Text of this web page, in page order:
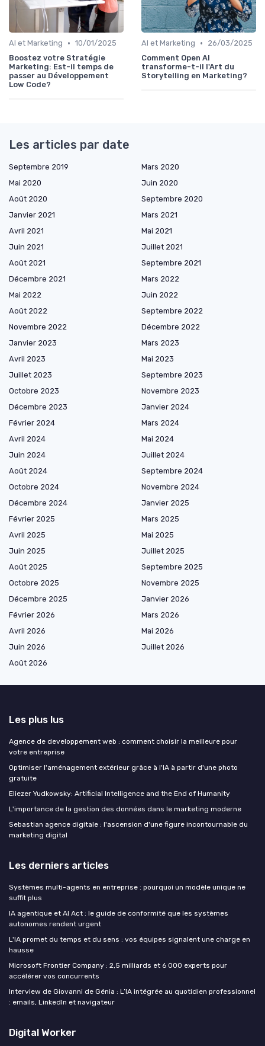
AI et Marketing • 10/01/2025
Boostez votre Stratégie
Marketing: Est-il temps de
passer au Développement
Low Code?
AI et Marketing •
26/03/2025
Comment Open AI
transforme-t-il l'Art du
Storytelling en Marketing?
Les articles par date
Septembre 2019
Mars 2020
Mai 2020
Juin 2020
Août 2020
Septembre 2020
Janvier 2021
Mars 2021
Avril 2021
Mai 2021
Juin 2021
Juillet 2021
Août 2021
Septembre 2021
Décembre 2021
Mars 2022
Mai 2022
Juin 2022
Août 2022
Septembre 2022
Novembre 2022
Décembre 2022
Janvier 2023
Mars 2023
Avril 2023
Mai 2023
Juillet 2023
Septembre 2023
Octobre 2023
Novembre 2023
Décembre 2023
Janvier 2024
Février 2024
Mars 2024
Avril 2024
Mai 2024
Juin 2024
Juillet 2024
Août 2024
Septembre 2024
Octobre 2024
Novembre 2024
Décembre 2024
Janvier 2025
Février 2025
Mars 2025
Avril 2025
Mai 2025
Juin 2025
Juillet 2025
Août 2025
Septembre 2025
Octobre 2025
Novembre 2025
Décembre 2025
Janvier 2026
Février 2026
Mars 2026
Avril 2026
Mai 2026
Juin 2026
Juillet 2026
Août 2026
Les plus lus
Agence de developpement web : comment choisir la meilleure pour
votre entreprise
Optimiser l'aménagement extérieur grâce à l'IA à partir d'une photo
gratuite
Eliezer Yudkowsky: Artificial Intelligence and the End of Humanity
L'importance de la gestion des données dans le marketing moderne
Sebastian agence digitale : l'ascension d'une figure incontournable du
marketing digital
Les derniers articles
Systèmes multi-agents en entreprise : pourquoi un modèle unique ne
suffit plus
IA agentique et AI Act : le guide de conformité que les systèmes
autonomes rendent urgent
L'IA promet du temps et du sens : vos équipes signalent une charge en
hausse
Microsoft Frontier Company : 2,5 milliards et 6 000 experts pour
accélérer vos concurrents
Interview de Giovanni de Génia : L’IA intégrée au quotidien professionnel
: emails, LinkedIn et navigateur
Digital Worker